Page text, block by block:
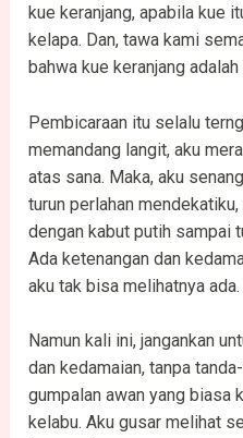
kue keranjang, apabila kue
kelapa. Dan, tawa kami
bahwa kue keranjang
Pembicaraan itu selalu
memandang langit, aku
atas sana. Maka, aku
turun perlahan
dengan kabut putih sampai
Ada ketenangan dan
aku tak bisa melihatnya ada.
Namun kali ini, jangankan
dan kedamaian, tanpa
gumpalan awan yang biasa
kelabu. Aku gusar melihat